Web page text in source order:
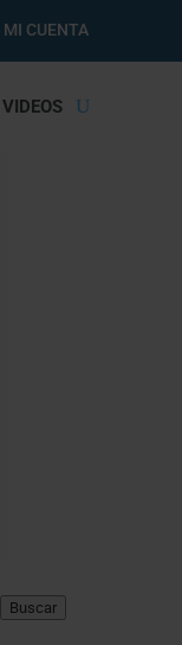
MI CUENTA
VIDEOS
Buscar